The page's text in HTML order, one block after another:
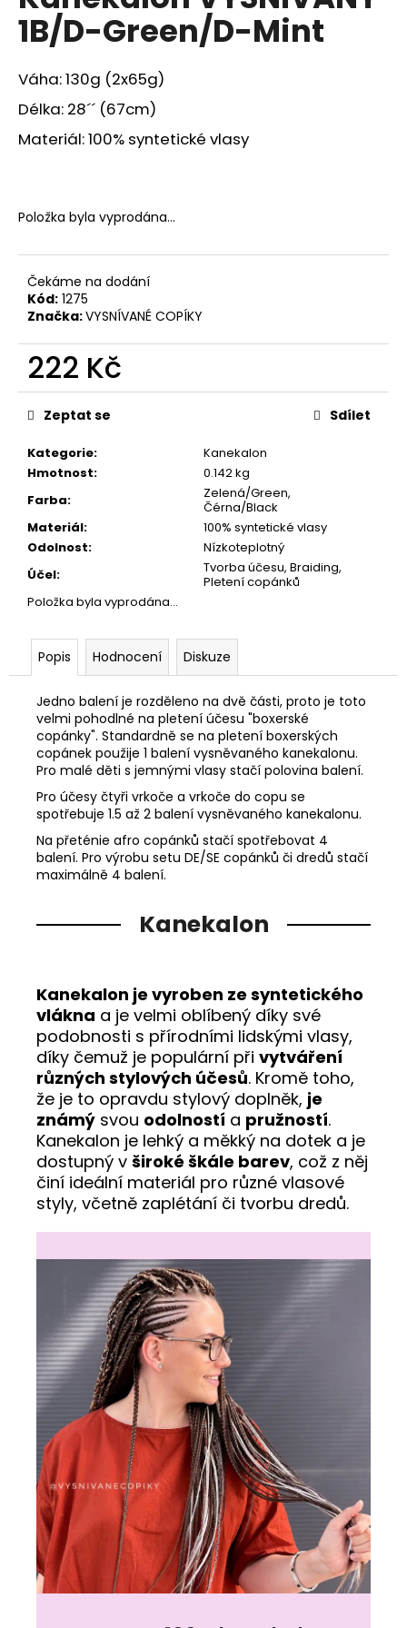
0,0
hvězdiček.
1B/D-Green/D-Mint
Váha: 130g (2x65g)
Délka: 28´´ (67cm)
Materiál: 100% syntetické vlasy
Položka byla vyprodána…
Čekáme na dodání
Kód: 1275
Značka:VYSNÍVANÉ COPÍKY
222 Kč
Měrná
cena:
Kategorie:
Kanekalon
Hmotnost:
0.142 kg
Farba:
Zelená/Green,
Čérna/Black
Materiál:
100% syntetické vlasy
Odolnost:
Nízkoteplotný
Účel:
Tvorba účesu, Braiding,
Pletení copánků
Položka byla vyprodána…
Zeptat se Sdílet
Popis Hodnocení Diskuze
Jedno balení je rozděleno na dvě části, proto je toto
velmi pohodlné na pletení účesu "boxerské
copánky". Standardně se na pletení boxerských
copánek použije 1 balení vysněvaného kanekalonu.
Pro malé děti s jemnými vlasy stačí polovina balení.
Pro účesy čtyři vrkoče a vrkoče do copu se
spotřebuje 1.5 až 2 balení vysněvaného kanekalonu.
Na přeténie afro copánků stačí spotřebovat 4
balení. Pro výrobu setu DE/SE copánků či dredů stačí
maximálně 4 balení.
Kanekalon
Kanekalon je vyroben ze syntetického
vlákna a je velmi oblíbený díky své
podobnosti s přírodními lidskými vlasy,
díky čemuž je populární při vytváření
různých stylových účesů. Kromě toho,
že je to opravdu stylový doplněk, je
známý svou odolností a pružností.
Kanekalon je lehký a měkký na dotek a je
dostupný v široké škále barev, což z něj
činí ideální materiál pro různé vlasové
styly, včetně zaplétání či tvorbu dredů.
a
j
í
t
?
HLEDAT
D
o
o
u
č
e
m
e